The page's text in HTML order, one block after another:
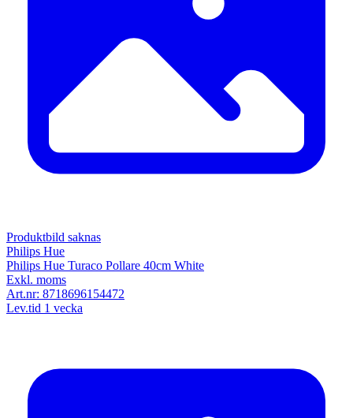
Produktbild saknas
Philips Hue
Philips Hue Turaco Pollare 40cm White
Exkl. moms
Art.nr: 8718696154472
Lev.tid 1 vecka